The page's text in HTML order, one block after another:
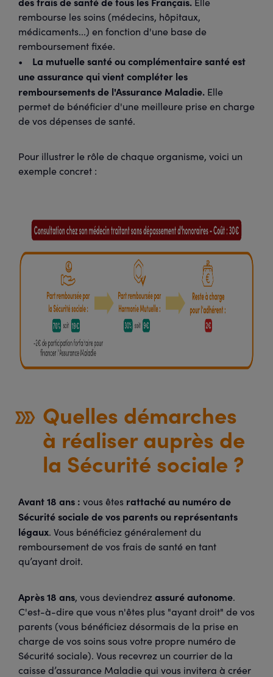
rembourse les soins (médecins, hôpitaux,
médicaments...) en fonction d'une base de
remboursement fixée.
• La mutuelle santé ou complémentaire santé est
une assurance qui vient compléter les
remboursements de l'Assurance Maladie. Elle
permet de bénéficier d'une meilleure prise en charge
de vos dépenses de santé.
Pour illustrer le rôle de chaque organisme, voici un
exemple concret :
Quelles démarches
à réaliser auprès de
la Sécurité sociale ?
Avant 18 ans : vous êtes rattaché au numéro de
Sécurité sociale de vos parents ou représentants
légaux. Vous bénéficiez généralement du
remboursement de vos frais de santé en tant
qu’ayant droit.
Après 18 ans, vous deviendrez assuré autonome.
C'est-à-dire que vous n'êtes plus "ayant droit" de vos
parents (vous bénéficiez désormais de la prise en
charge de vos soins sous votre propre numéro de
Sécurité sociale). Vous recevrez un courrier de la
caisse d’assurance Maladie qui vous invitera à créer